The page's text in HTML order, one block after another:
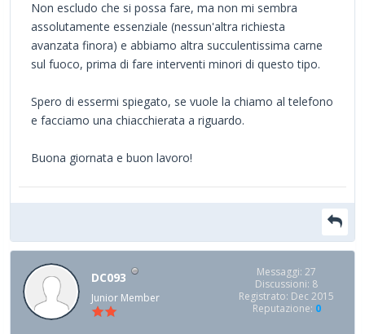
Non escludo che si possa fare, ma non mi sembra
assolutamente essenziale (nessun'altra richiesta
avanzata finora) e abbiamo altra succulentissima carne
sul fuoco, prima di fare interventi minori di questo tipo.
Spero di essermi spiegato, se vuole la chiamo al telefono
e facciamo una chiacchierata a riguardo.
Buona giornata e buon lavoro!
DC093
Junior Member
Messaggi: 27
Discussioni: 8
Registrato: Dec 2015
Reputazione: 0